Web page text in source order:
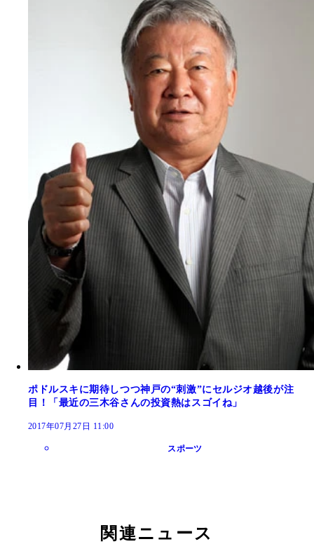
ポドルスキに期待しつつ神戸の“刺激”にセルジオ越後が注
目！「最近の三木谷さんの投資熱はスゴイね」
2017年07月27日 11:00
スポーツ
関連ニュース